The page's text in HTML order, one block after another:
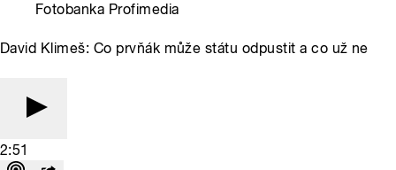
Fotobanka Profimedia
David Klimeš: Co prvňák může státu odpustit a co už ne
2:51